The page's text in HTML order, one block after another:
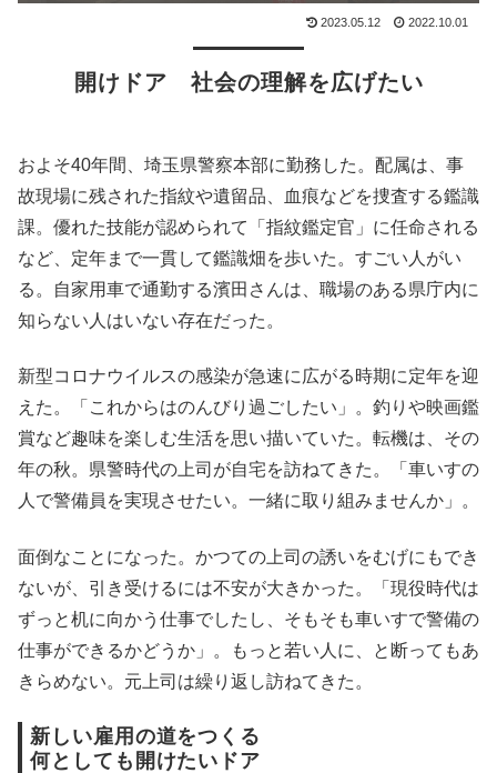
2023.05.12 2022.10.01
開けドア 社会の理解を広げたい
およそ40年間、埼玉県警察本部に勤務した。配属は、事
故現場に残された指紋や遺留品、血痕などを捜査する鑑識
課。優れた技能が認められて「指紋鑑定官」に任命される
など、定年まで一貫して鑑識畑を歩いた。すごい人がい
る。自家用車で通勤する濱田さんは、職場のある県庁内に
知らない人はいない存在だった。
新型コロナウイルスの感染が急速に広がる時期に定年を迎
えた。「これからはのんびり過ごしたい」。釣りや映画鑑
賞など趣味を楽しむ生活を思い描いていた。転機は、その
年の秋。県警時代の上司が自宅を訪ねてきた。「車いすの
人で警備員を実現させたい。一緒に取り組みませんか」。
面倒なことになった。かつての上司の誘いをむげにもでき
ないが、引き受けるには不安が大きかった。「現役時代は
ずっと机に向かう仕事でしたし、そもそも車いすで警備の
仕事ができるかどうか」。もっと若い人に、と断ってもあ
きらめない。元上司は繰り返し訪ねてきた。
新しい雇用の道をつくる
何としても開けたいドア